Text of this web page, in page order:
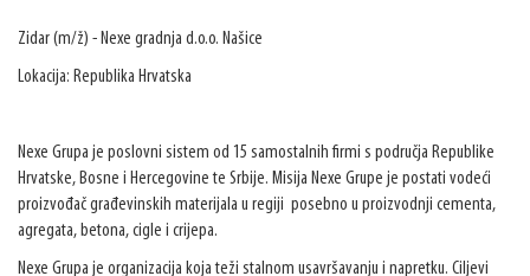
Zidar (m/ž) - Nexe gradnja d.o.o. Našice
Lokacija: Republika Hrvatska
Nexe Grupa je poslovni sistem od 15 samostalnih firmi s područja Republike
Hrvatske, Bosne i Hercegovine te Srbije. Misija Nexe Grupe je postati vodeći
proizvođač građevinskih materijala u regiji posebno u proizvodnji cementa,
agregata, betona, cigle i crijepa.
Nexe Grupa je organizacija koja teži stalnom usavršavanju i napretku. Ciljevi